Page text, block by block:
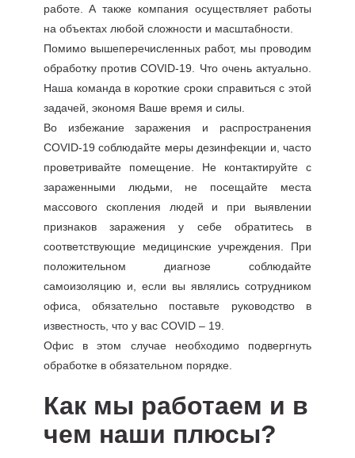
работе. А также компания осуществляет работы
на объектах любой сложности и масштабности.
Помимо вышеперечисленных работ, мы проводим
обработку против COVID-19. Что очень актуально.
Наша команда в короткие сроки справиться с этой
задачей, экономя Ваше время и силы.
Во избежание заражения и распространения
COVID-19 соблюдайте меры дезинфекции и, часто
проветривайте помещение. Не контактируйте с
зараженными людьми, не посещайте места
массового скопления людей и при выявлении
признаков заражения у себе обратитесь в
соответствующие медицинские учреждения. При
положительном диагнозе соблюдайте
самоизоляцию и, если вы являлись сотрудником
офиса, обязательно поставьте руководство в
известность, что у вас COVID – 19.
Офис в этом случае необходимо подвергнуть
обработке в обязательном порядке.
Как мы работаем и в
чем наши плюсы?